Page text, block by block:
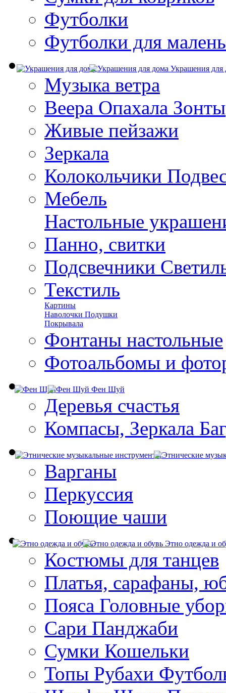
Футболки
Футболки для
Украшения для
Музыка ветра
Веера Опахала Зонты
Живые пейзажи
Зеркала
Колокольчики
Мебель
Настольные
Панно, свитки
Подсвечники
Текстиль
Картины
Наволочки Подушки
Покрывала
Фонтаны настольные
Фотоальбомы и
Фен Шуй
Деревья счастья
Компасы, Зеркала
Варганы
Перкуссия
Поющие чаши
Этно одежда и
Костюмы для танцев
Платья, сарафаны,
Пояса Головные
Сари Панджаби
Сумки Кошельки
Топы Рубахи